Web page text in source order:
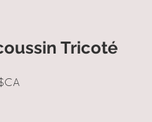
Tricoté
Prix